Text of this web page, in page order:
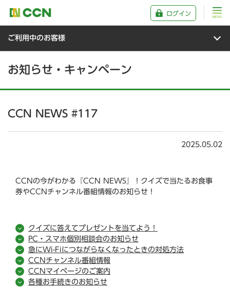
ログイン
ご利用中のお客様
お知らせ・キャンペーン
CCN NEWS #117
2025.05.02
CCNの今がわかる『CCN NEWS』！クイズで当たるお食事
券やCCNチャンネル番組情報のお知らせ！
クイズに答えてプレゼントを当てよう！
PC・スマホ個別相談会のお知らせ
急にWi-Fiにつながらなくなったときの対処方法
CCNチャンネル番組情報
CCNマイページのご案内
各種お手続きのお知らせ